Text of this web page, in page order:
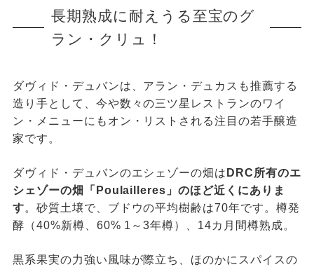
長期熟成に耐えうる至宝のグ
ラン・クリュ！
ダヴィド・デュバンは、アラン・デュカスも推薦する
造り手として、今や数々の三ツ星レストランのワイ
ン・メニューにもオン・リストされる注目の若手醸造
家です。
ダヴィド・デュバンのエシェゾーの畑は DRC所有のエ
シェゾーの畑「Poulailleres」のほど近くにありま
す。砂質土壌で、ブドウの平均樹齢は70年です。樽発
酵（40%新樽、60% 1～3年樽）、14カ月間樽熟成。
黒系果実の力強い風味が際立ち、ほのかにスパイスの